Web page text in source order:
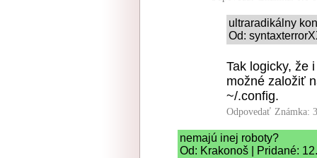
ultraradikálny
Od:
Tak logicky, že
možné založiť
~/.config.
Odpovedať Známka:
nemajú inej roboty?
Od: Krakonoš | Pridané: